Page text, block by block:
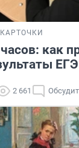
КАРТОЧКИ
как
ЕГЭ
2 661